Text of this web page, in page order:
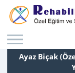
Ayaz Biçak